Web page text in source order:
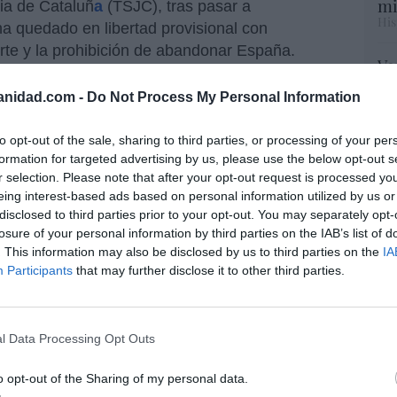
- Do Not Process My Personal Information
opt-out of the sale, sharing to third parties, or processing of your
for targeted advertising by us, please use the below opt-out
selection. Please note that after your opt-out request is processed
interest-based ads based on personal information utilized by us
to third parties prior to your opt-out. You may separately
of your personal information by third parties on the IAB’s list of
This information may also be disclosed by us to third parties on the
Participants that may further disclose it to other third parties.
Data Processing Opt Outs
opt-out of the Sharing of my personal data.
de Cataluña (TSJC), tras pasar a
quedado en libertad provisional con
y la prohibición de abandonar España.
este artículo?
newsletter y recibe cada dia
destacado de Hispanidad
legales